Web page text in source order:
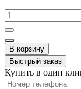
В корзину
Быстрый заказ
Купить в один